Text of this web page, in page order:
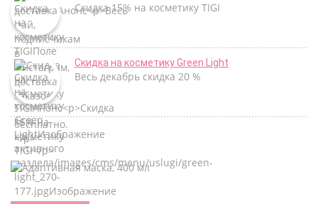
Скидка 15% на косметику TIGI
Скидка на косметику Green Light
Весь декабрь скидка 20 %